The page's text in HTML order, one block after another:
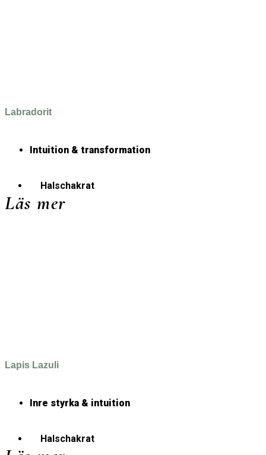
Labradorit
Intuition & transformation
Halschakrat
Läs mer
Lapis Lazuli
Inre styrka & intuition
Halschakrat